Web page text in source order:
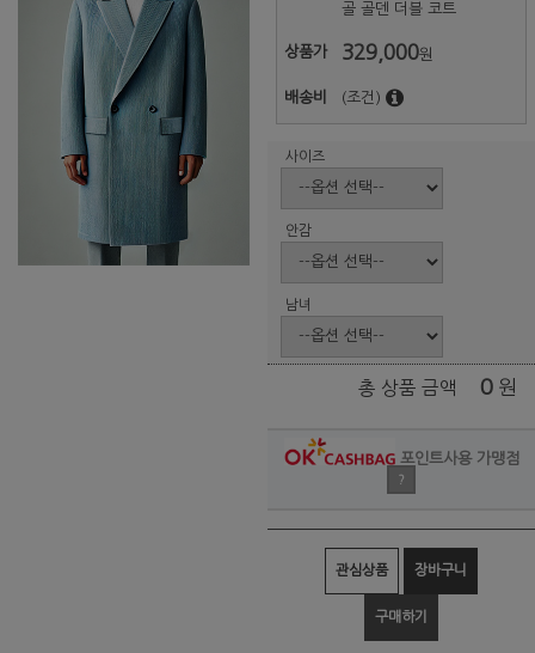
골 골덴 더블 코트
상품가 329,000원
배송비 (조건)
사이즈
안감
남녀
총 상품 금액 0 원
포인트사용 가맹점
?
관심상품 장바구니
구매하기